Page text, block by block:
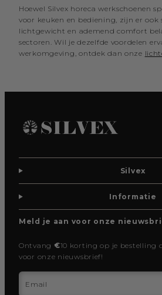
Hoewel Silvex horeca werkschoenen
voor keuken en bediening, zijn er ook
lichtgewicht en ademend comfort
sectoren. Wil je dezelfde voordelen
werkomgeving, ontdek dan onze
Silvex
Informatie
Meld je aan voor onze
Ontvang €10 korting op je bestelling
voor onze nieuwsbrief!
Email